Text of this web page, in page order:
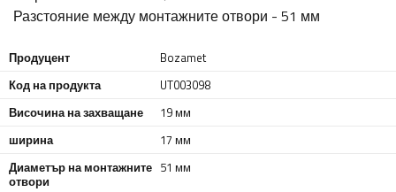
Разстояние между монтажните отвори - 51 мм
Продуцент
Bozamet
Код на продукта
UT003098
Височина на захващане
19 мм
ширина
17 мм
Диаметър на монтажните
отвори
51 мм